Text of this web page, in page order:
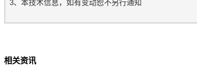
3、本技术信息，如有变动恕不另行通知
相关资讯